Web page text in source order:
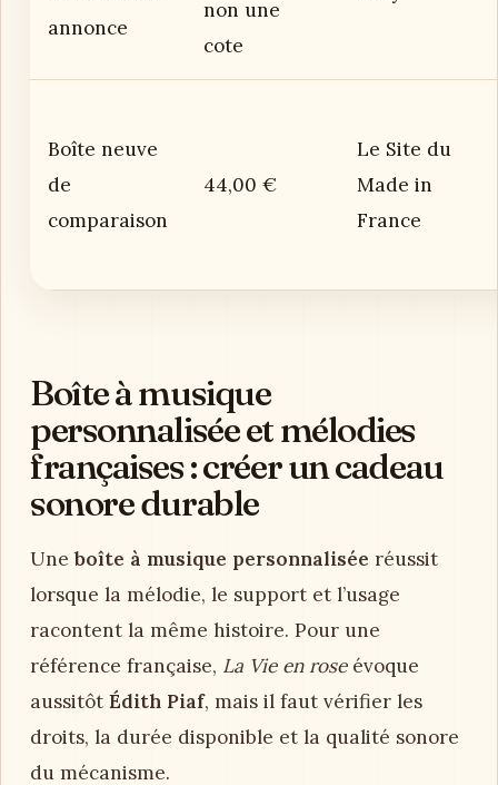
annonce
non une
cote
Boîte neuve
de
comparaison
44,00 €
Le Site du
Made in
France
Boîte à musique
personnalisée et mélodies
françaises : créer un cadeau
sonore durable
Uneboîte à musique personnalisée réussit
lorsque la mélodie, le support et l’usage
racontent la même histoire. Pour une
référence française, La Vie en roseévoque
aussitôt Édith Piaf, mais il faut vérifier les
droits, la durée disponible et la qualité sonore
du mécanisme.